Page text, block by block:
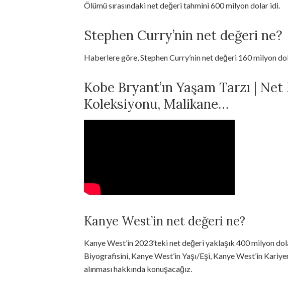
Ölümü sırasındaki net değeri tahmini 600 milyon dolar idi.
Stephen Curry’nin net değeri ne?
Haberlere göre, Stephen Curry’nin net değeri 160 milyon
Kobe Bryant’ın Yaşam Tarzı |
Koleksiyonu, Malikane…
Kanye West’in net değeri ne?
Kanye West’in 2023’teki net değeri yaklaşık 400 milyon
Biyografisini, Kanye West’in Yaşı/Eşi, Kanye West’in
alınması hakkında konuşacağız.